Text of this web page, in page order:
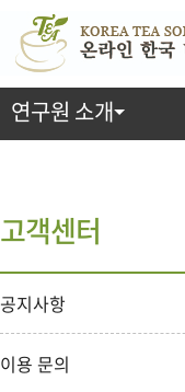
연구원 소개
고객센터
공지사항
이용 문의